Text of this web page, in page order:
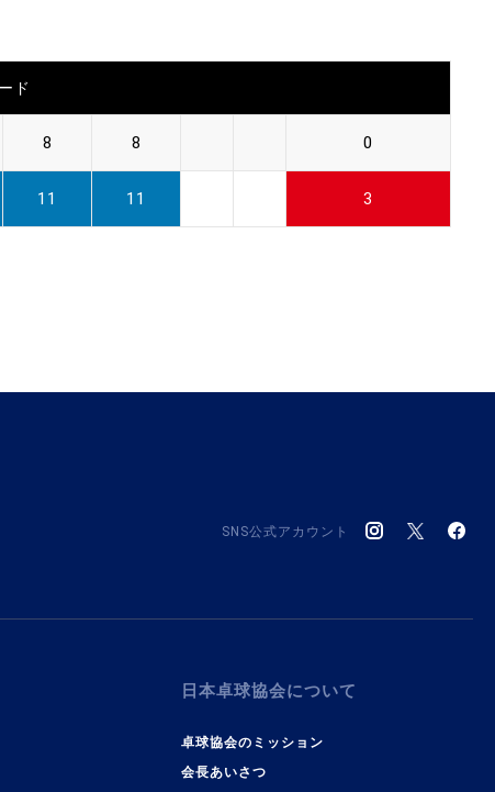
ド
8 8 0
11 11 3
SNS公式アカウント
日本卓球協会について
卓球協会のミッション
会長あいさつ